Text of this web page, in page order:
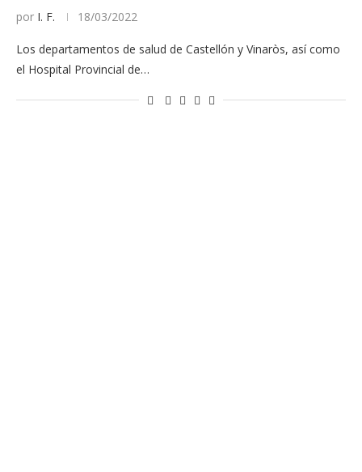
por I. F. 18/03/2022
Los departamentos de salud de Castellón y Vinaròs, así como
el Hospital Provincial de…